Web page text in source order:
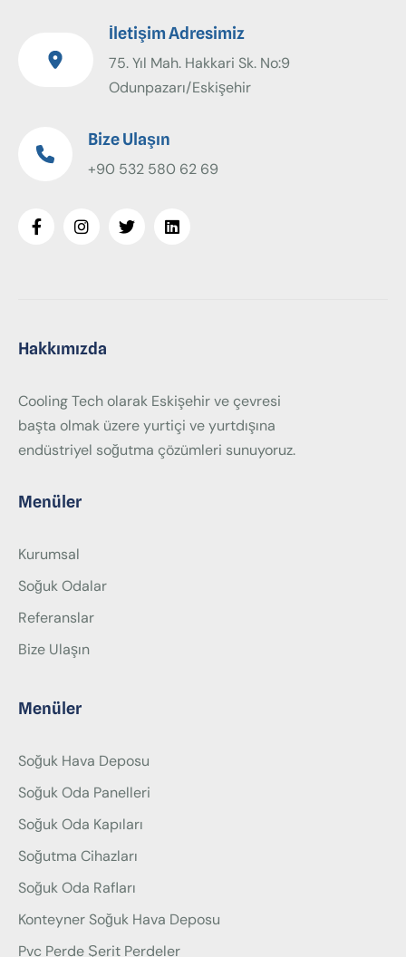
İletişim Adresimiz
75. Yıl Mah. Hakkari Sk. No:9
Odunpazarı/Eskişehir
Bize Ulaşın
+90 532 580 62 69
Hakkımızda
Cooling Tech olarak Eskişehir ve çevresi
başta olmak üzere yurtiçi ve yurtdışına
endüstriyel soğutma çözümleri sunuyoruz.
Menüler
Kurumsal
Soğuk Odalar
Referanslar
Bize Ulaşın
Menüler
Soğuk Hava Deposu
Soğuk Oda Panelleri
Soğuk Oda Kapıları
Soğutma Cihazları
Soğuk Oda Rafları
Konteyner Soğuk Hava Deposu
Pvc Perde Şerit Perdeler